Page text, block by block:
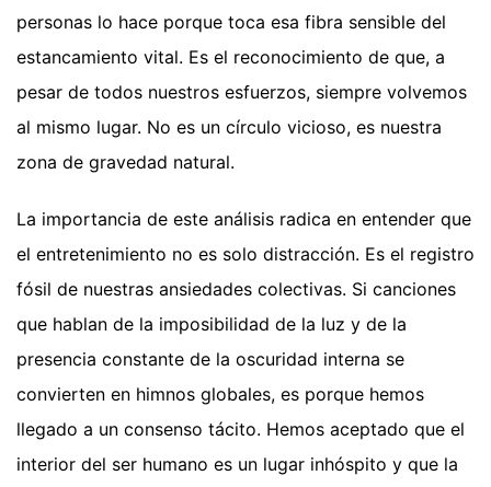
personas lo hace porque toca esa fibra sensible del
estancamiento vital. Es el reconocimiento de que, a
pesar de todos nuestros esfuerzos, siempre volvemos
al mismo lugar. No es un círculo vicioso, es nuestra
zona de gravedad natural.
La importancia de este análisis radica en entender que
el entretenimiento no es solo distracción. Es el registro
fósil de nuestras ansiedades colectivas. Si canciones
que hablan de la imposibilidad de la luz y de la
presencia constante de la oscuridad interna se
convierten en himnos globales, es porque hemos
llegado a un consenso tácito. Hemos aceptado que el
interior del ser humano es un lugar inhóspito y que la